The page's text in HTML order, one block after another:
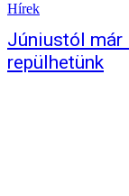
Hírek
Júniustól már
repülhetünk